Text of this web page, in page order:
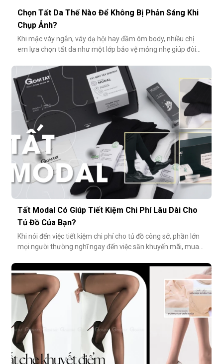
Chọn Tất Da Thế Nào Để Không Bị Phản Sáng Khi
Chụp Ảnh?
Khi mặc váy ngắn, váy dạ hội hay đầm ôm body, nhiều chị
em lựa chọn tất da như một lớp bảo vệ mỏng nhẹ giúp đôi
Tuy nhiên, không ít người gặp phải tình huống dở khóc dở
cười: đôi chân phản chiếu ánh sáng trắng loá trong ảnh, lộ rõ
lớp tất khiến
Tất Modal Có Giúp Tiết Kiệm Chi Phí Lâu Dài Cho
Tủ Đồ Của Bạn?
Khi nói đến việc tiết kiệm chi phí cho tủ đồ công sở, phần lớn
mọi người thường nghĩ ngay đến việc săn khuyến mãi, mua
cách tiết kiệm bền vững và tinh tế hơn rất nhiều: đầu tư vào
chất lượng từ những món nhỏ nhất. Cụ thể hơn, tất modal
không chỉ